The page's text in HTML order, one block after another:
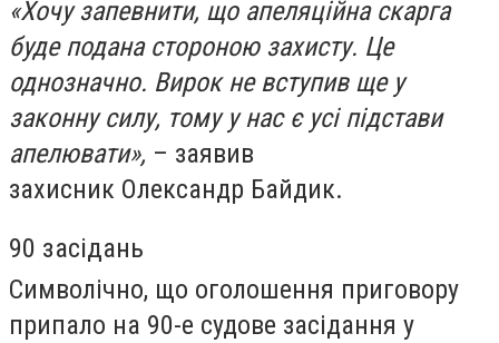
«Хочу запевнити, що апеляційна скарга
буде подана стороною захисту. Це
однозначно. Вирок не вступив ще у
законну силу, тому у нас є усі підстави
апелювати», – заявив
захисник Олександр Байдик.
90 засідань
Символічно, що оголошення приговору
припало на 90-е судове засідання у